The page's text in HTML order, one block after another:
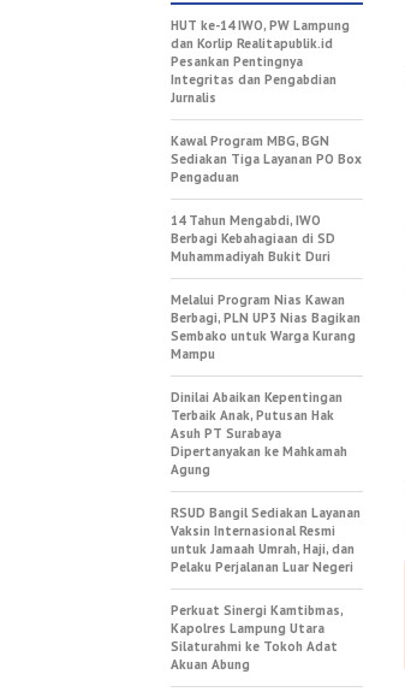
HUT ke-14 IWO, PW Lampung
dan Korlip Realitapublik.id
Pesankan Pentingnya
Integritas dan Pengabdian
Jurnalis
Kawal Program MBG, BGN
Sediakan Tiga Layanan PO Box
Pengaduan
14 Tahun Mengabdi, IWO
Berbagi Kebahagiaan di SD
Muhammadiyah Bukit Duri
Melalui Program Nias Kawan
Berbagi, PLN UP3 Nias Bagikan
Sembako untuk Warga Kurang
Mampu
Dinilai Abaikan Kepentingan
Terbaik Anak, Putusan Hak
Asuh PT Surabaya
Dipertanyakan ke Mahkamah
Agung
RSUD Bangil Sediakan Layanan
Vaksin Internasional Resmi
untuk Jamaah Umrah, Haji, dan
Pelaku Perjalanan Luar Negeri
Perkuat Sinergi Kamtibmas,
Kapolres Lampung Utara
Silaturahmi ke Tokoh Adat
Akuan Abung